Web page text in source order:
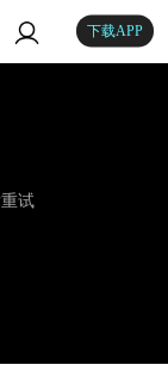
下载APP
试